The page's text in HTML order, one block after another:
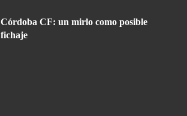
Córdoba CF: un mirlo como posible
fichaje